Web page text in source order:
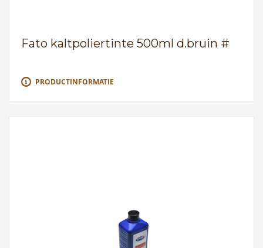
Fato kaltpoliertinte 500ml d.bruin #
PRODUCTINFORMATIE